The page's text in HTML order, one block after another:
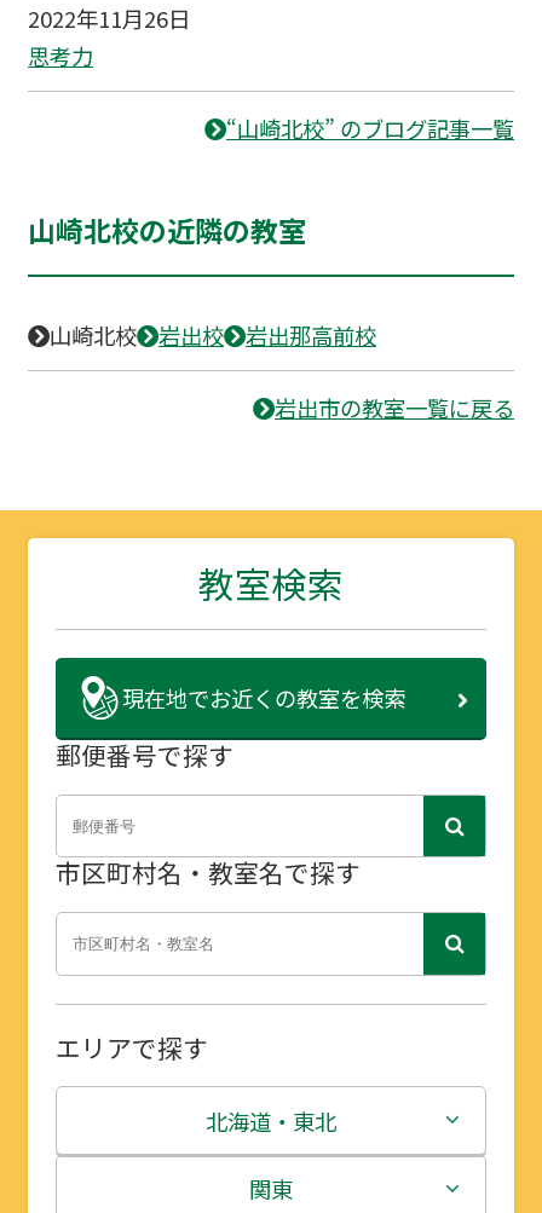
2022年11月26日
思考力
“山崎北校” のブログ記事一覧
山崎北校の近隣の教室
山崎北校 岩出校 岩出那高前校
岩出市の教室一覧に戻る
教室検索
現在地でお近くの教室を検索
郵便番号で探す
市区町村名・教室名で探す
エリアで探す
北海道・東北
北海道
関東